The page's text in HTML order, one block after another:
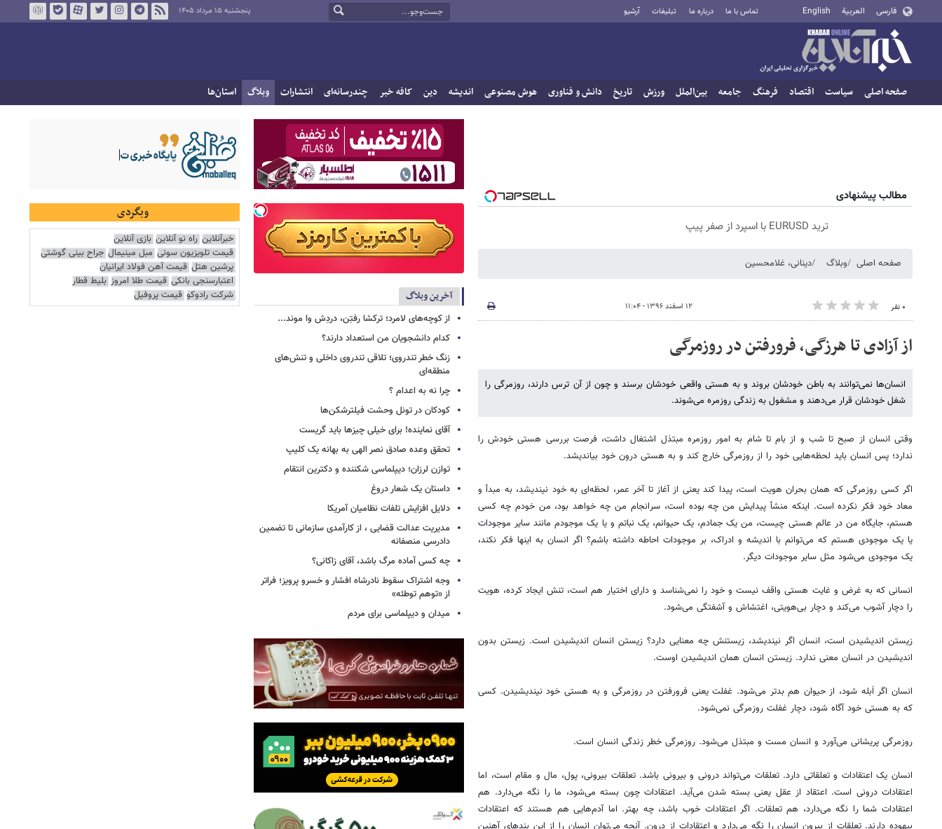
فارسی العربية English تماس با ما درباره ما تبلیغات آرشیو پنجشنبه ۱۵ مرداد ۱۴۰۵
صفحه اصلی سیاست اقتصاد فرهنگ جامعه بین‌الملل ورزش تاریخ دانش و فناوری هوش مصنوعی اندیشه دین کافه خبر چندرسانه‌ای انتشارات وبلاگ استان‌ها
مطالب پیشنهادی
ترید EURUSD با اسپرد از صفر پیپ
صفحه اصلی وبلاگ دینانی، غلامحسین
۰ نفر ۱۲ اسفند ۱۳۹۶ - ۱۱:۰۴
از آزادی تا هرزگی، فرورفتن در روزمرگی
انسان‌ها نمی‌توانند به باطن خودشان بروند و به هستی واقعی خودشان برسند و چون از آن ترس دارند، روزمرگی را
شغل خودشان قرار می‌دهند و مشغول به زندگی روزمره می‌شوند.
وقتی انسان از صبح تا شب و از بام تا شام به امور روزمره مبتذل اشتغال داشت، فرصت بررسی هستی خودش را
ندارد؛ پس انسان باید لحظه‌هایی خود را از روزمرگی خارج کند و به هستی درون خود بیاندیشد.
اگر کسی روزمرگی که همان بحران هویت است، پیدا کند یعنی از آغاز تا آخر عمر، لحظه‌ای به خود نیندیشد، به مبدأ و
معاد خود فکر نکرده است. اینکه منشأ پیدایش من چه بوده است، سرانجام من چه خواهد بود، من خودم چه کسی
هستم، جایگاه من در عالم هستی چیست، من یک جمادم، یک حیوانم، یک نباتم و یا یک موجودم مانند سایر موجودات
یا یک موجودی هستم که می‌توانم با اندیشه و ادراک، بر موجودات احاطه داشته باشم؟ اگر انسان به اینها فکر نکند،
یک موجودی می‌شود مثل سایر موجودات دیگر.
انسانی که به غرض و غایت هستی واقف نیست و خود را نمی‌شناسد و دارای اختیار هم است، تنش ایجاد کرده، هویت
را دچار آشوب می‌کند و دچار بی‌هویتی، اغتشاش و آشفتگی می‌شود.
زیستن اندیشیدن است، انسان اگر نیندیشد، زیستنش چه معنایی دارد؟ زیستن انسان اندیشیدن است. زیستن بدون
اندیشیدن در انسان معنی ندارد. زیستن انسان همان اندیشیدن اوست.
انسان اگر اَبله شود، از حیوان‌ هم بدتر می‌شود. غفلت یعنی فرورفتن در روزمرگی و به هستی خود نیندیشیدن. کسی
که به هستی خود آگاه شود، دچار غفلت روزمرگی نمی‌شود.
روزمرگی پریشانی می‌آورد و انسان مست و مبتذل می‌شود. روزمرگی خطر زندگی انسان است.
انسان یک اعتقادات و تعلقاتی دارد. تعلقات می‌تواند درونی و بیرونی باشد. تعلقات بیرونی، پول، مال و مقام است، اما
اعتقادات درونی است. اعتقاد از عقل یعنی بسته شدن می‌آید. اعتقادات چون بسته می‌شود، ما را نگه می‌دارد. هم
اعتقادات شما را نگه می‌دارد، هم تعلقات. اگر اعتقادات خوب باشد، چه بهتر. اما آدم‌هایی هم هستند که اعتقادات
بیهوده دارند. تعلقات از بیرون انسان را نگه می‌دارد و اعتقادات از درون. آنچه می‌توان انسان را از این بندهای آهنین
آخرین وبلاگ
از کوچه‌های لامرد؛ ترکشا رفتِن، دردِش وا موند...
کدام دانشجویان من استعداد دارند؟
زنگ خطر تندروی؛ تلاقی تندروی داخلی و تنش‌های
منطقه‌ای
چرا نه به اعدام ؟
کودکان در تونل وحشت فیلترشکن‌ها
آقای نماینده! برای خیلی چیزها باید گریست
تحقق وعده صادق نصر الهی به بهانه یک کلیپ
توازن لرزان؛ دیپلماسی شکننده و دکترین انتقام
داستان یک شعار دروغ
دلایل افزایش تلفات نظامیان آمریکا
مدیریت عدالت قضایی ، از کارآمدی سازمانی تا تضمین
دادرسی منصفانه
چه کسی آماده مرگ باشد، آقای زاکانی؟
وجه اشتراک سقوط نادرشاه افشار و خسرو پرویز؛ فراتر
از «توهم توطئه»
میدان و دیپلماسی برای مردم
وبگردی
خبرآنلاین راه نو آنلاین بازی آنلاین
قیمت تلویزیون سونی مبل مینیمال جراح بینی گوشتی
پرشین هتل قیمت آهن فولاد ایرانیان
اعتبارسنجی بانکی قیمت طلا امروز بلیط قطار
شرکت رادوکو قیمت پروفیل